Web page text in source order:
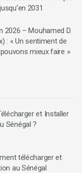
2031
2026 – Mouhamed D.
: « Un sentiment de
mieux faire »
et Installer
Sénégal ?
télécharger et
au Sénégal